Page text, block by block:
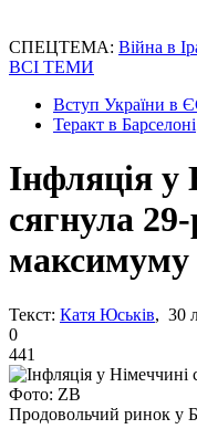
СПЕЦТЕМА: Війна в
ВСІ ТЕМИ
Вступ України в
Теракт в Барселоні
Інфляція у
сягнула
максимуму
Текст: Катя Юськів, 30
0
441
Фото: ZB
Продовольчий ринок у